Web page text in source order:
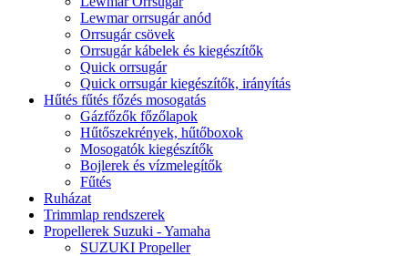
Lewmar orrsugár anód
Orrsugár csövek
Orrsugár kábelek és kiegészítők
Quick orrsugár
Quick orrsugár kiegészítők, irányítás
Hűtés fűtés főzés mosogatás
Gázfőzők főzőlapok
Hűtőszekrények, hűtőboxok
Mosogatók kiegészítők
Bojlerek és vízmelegítők
Fűtés
Ruházat
Trimmlap rendszerek
Propellerek Suzuki - Yamaha
SUZUKI Propeller